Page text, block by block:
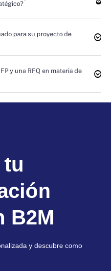
para su proyecto de
y una RFQ en materia de
tu
B2M
y descubre como